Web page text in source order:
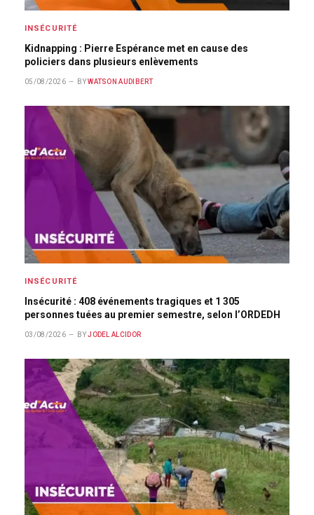
INSÉCURITÉ
Kidnapping : Pierre Espérance met en cause des
policiers dans plusieurs enlèvements
05/08/2026 BY WATSON AUDIBERT
INSÉCURITÉ
Insécurité : 408 événements tragiques et 1 305
personnes tuées au premier semestre, selon l’ORDEDH
03/08/2026 BY JODEL ALCIDOR